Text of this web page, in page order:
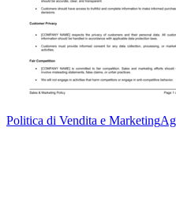
Politica di Vendita e Marketing